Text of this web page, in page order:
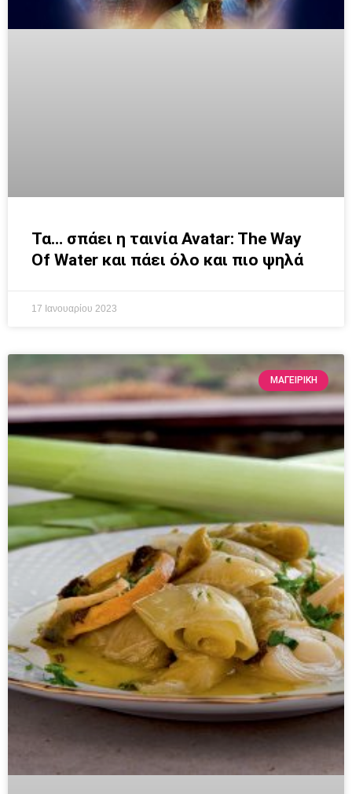
Τα… σπάει η ταινία Avatar: The Way
Of Water και πάει όλο και πιο ψηλά
17 Ιανουαρίου 2023
ΜΑΓΕΙΡΙΚΗ